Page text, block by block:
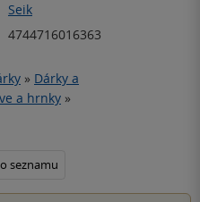
Seik
4744716016363
» Dárky a
a hrnky »
seznamu